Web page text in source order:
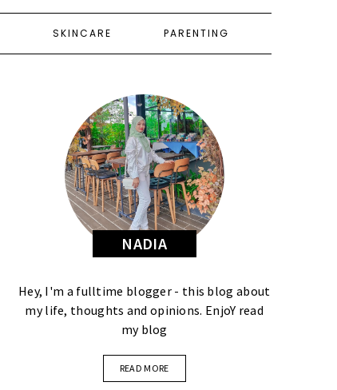
SKINCARE PARENTING
NADIA
Hey, I'm a fulltime blogger - this blog about
my life, thoughts and opinions. EnjoY read
my blog
READ MORE